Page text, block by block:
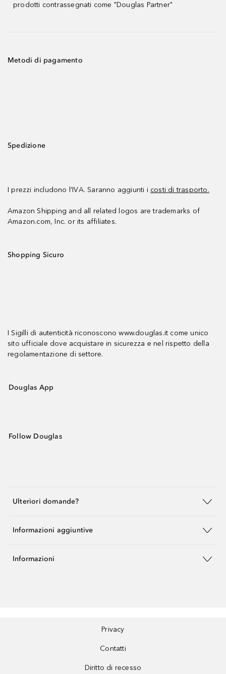
prodotti contrassegnati come "Douglas Partner"
Metodi di pagamento
Spedizione
I prezzi includono l’IVA. Saranno aggiunti i costi di trasporto.
Amazon Shipping and all related logos are trademarks of
Amazon.com, Inc. or its affiliates.
Shopping Sicuro
I Sigilli di autenticità riconoscono www.douglas.it come unico
sito ufficiale dove acquistare in sicurezza e nel rispetto della
regolamentazione di settore.
Douglas App
Follow Douglas
Ulteriori domande?
Informazioni aggiuntive
Informazioni
Privacy
Contatti
Diritto di recesso